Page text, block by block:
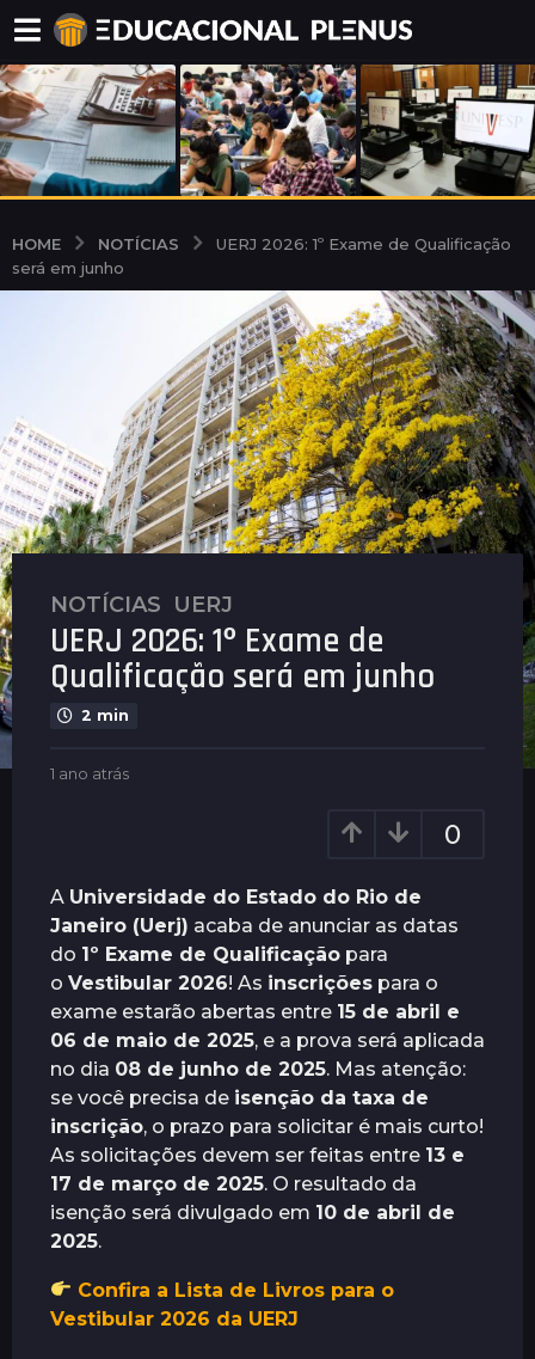
HOME NOTÍCIAS
UERJ 2026: 1º Exame de Qualificação
será em junho
1
a
n
o
a
r
a
n
o
a
t
r
á
s
NOTÍCIAS ,UERJ
UERJ 2026: 1º Exame de
Qualificação será em junho
2 min
b
n
u
s
1 ano atrás
r
á
s
0
A Universidade do Estado do Rio de
Janeiro (Uerj) acaba de anunciar as datas
do 1º Exame de Qualificação para
o Vestibular 2026! As inscrições para o
exame estarão abertas entre 15 de abril e
06 de maio de 2025, e a prova será aplicada
no dia 08 de junho de 2025. Mas atenção:
se você precisa de isenção da taxa de
inscrição, o prazo para solicitar é mais curto!
As solicitações devem ser feitas entre 13 e
17 de março de 2025. O resultado da
isenção será divulgado em 10 de abril de
2025.
Confira a Lista de Livros para o
Vestibular 2026 da UERJ